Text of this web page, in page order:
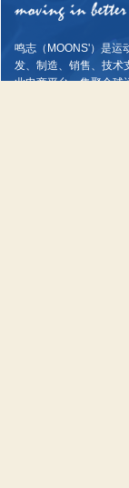
鸣志（MOONS'）是运
发、制造、销售、技术
业电商平台，集聚全球